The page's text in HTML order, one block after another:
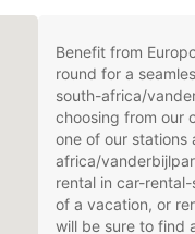
Benefit from
round for a
south-africa/
choosing from our
one of our stations
africa/
rental in car-
of a vacation, or
will be sure to find